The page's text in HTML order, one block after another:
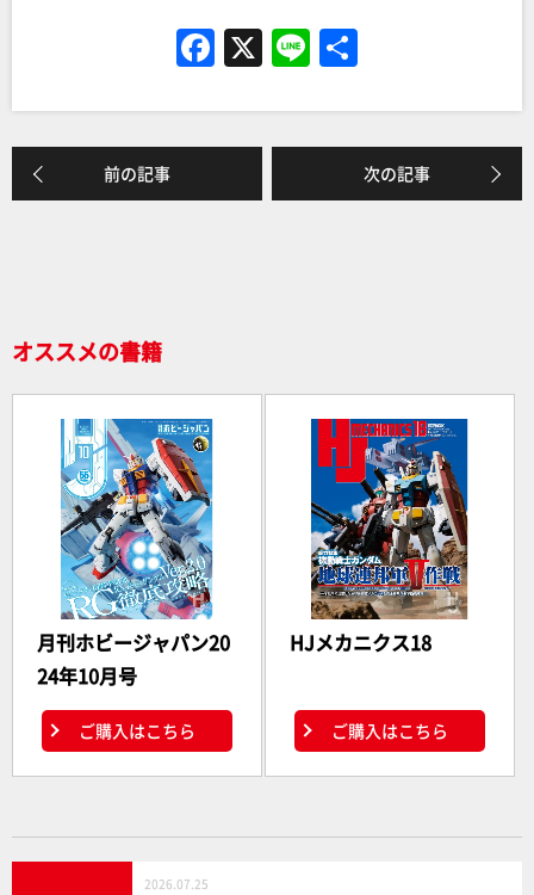
F
a
c
e
b
X Li
n
e
前の記事 次の記事
オススメの書籍
月刊ホビージャパン20
24年10月号
ご購入はこちら
HJメカニクス18
ご購入はこちら
2026.07.25